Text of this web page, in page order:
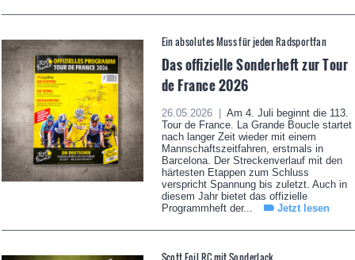
Ein absolutes Muss für jeden Radsportfan
Das offizielle Sonderheft zur Tour
de France 2026
26.05.2026 |
Am 4. Juli beginnt die 113.
Tour de France. La Grande Boucle startet
nach langer Zeit wieder mit einem
Mannschaftszeitfahren, erstmals in
Barcelona. Der Streckenverlauf mit den
härtesten Etappen zum Schluss
verspricht Spannung bis zuletzt. Auch in
diesem Jahr bietet das offizielle
Programmheft der...
Jetzt lesen
Scott Foil RC mit Sonderlack